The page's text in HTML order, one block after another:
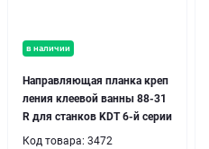
в наличии
Направляющая планка креп
ления клеевой ванны 88-31
R для станков KDT 6-й серии
Код товара: 3472